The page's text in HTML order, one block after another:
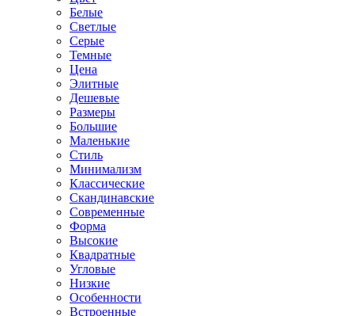
Белые
Светлые
Серые
Темные
Цена
Элитные
Дешевые
Размеры
Большие
Маленькие
Стиль
Минимализм
Классические
Скандинавские
Современные
Форма
Высокие
Квадратные
Угловые
Низкие
Особенности
Встроенные